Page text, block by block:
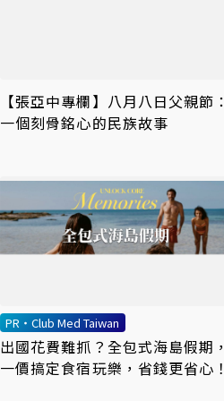
【張亞中專欄】八月八日父親節：
一個刻骨銘心的民族故事
PR・Club Med Taiwan
出國花費難抓？全包式海島假期，
一價搞定食宿玩樂，省錢更省心！